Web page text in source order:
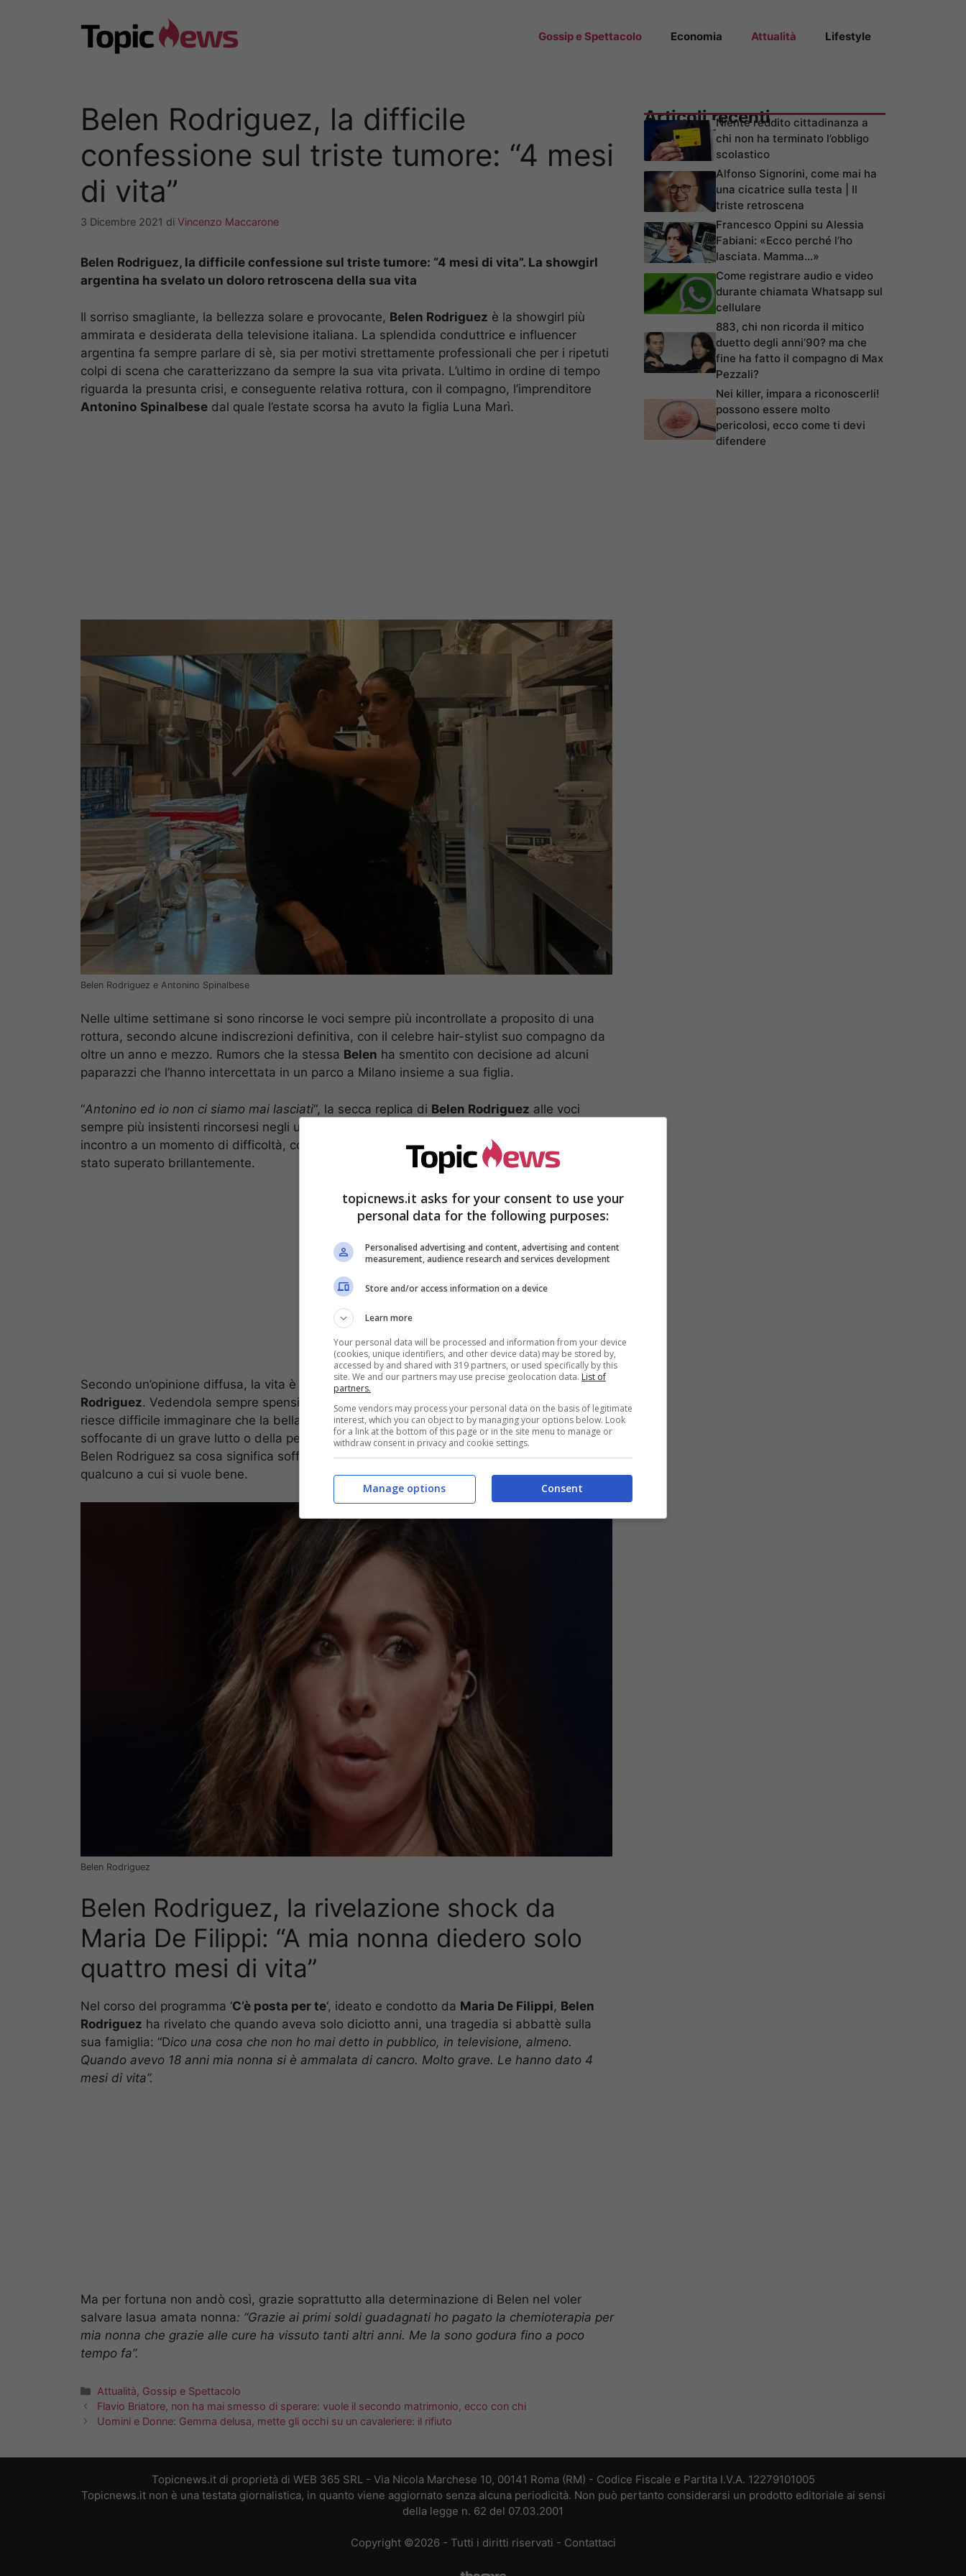
Gossip e Spettacolo Economia Attualità Lifestyle
Belen Rodriguez, la difficile
confessione sul triste tumore: “4 mesi
di vita”
3 Dicembre 2021 di Vincenzo Maccarone
Belen Rodriguez, la difficile confessione sul triste tumore: “4 mesi di vita”. La showgirl
argentina ha svelato un doloro retroscena della sua vita
Il sorriso smagliante, la bellezza solare e provocante, Belen Rodriguez è la showgirl più
ammirata e desiderata della televisione italiana. La splendida conduttrice e influencer
argentina fa sempre parlare di sè, sia per motivi strettamente professionali che per i ripetuti
colpi di scena che caratterizzano da sempre la sua vita privata. L’ultimo in ordine di tempo
riguarda la presunta crisi, e conseguente relativa rottura, con il compagno, l’imprenditore
Antonino Spinalbese dal quale l’estate scorsa ha avuto la figlia Luna Marì.
Belen Rodriguez e Antonino Spinalbese
Nelle ultime settimane si sono rincorse le voci sempre più incontrollate a proposito di una
rottura, secondo alcune indiscrezioni definitiva, con il celebre hair-stylist suo compagno da
oltre un anno e mezzo. Rumors che la stessa Belen ha smentito con decisione ad alcuni
paparazzi che l’hanno intercettata in un parco a Milano insieme a sua figlia.
“Antonino ed io non ci siamo mai lasciati“, la secca replica di Belen Rodriguez alle voci
sempre più insistenti rincorsesi negli ultimi giorni. E’ molto probabile che la coppia sia andata
incontro a un momento di difficoltà, come capita praticamente a tutti, che evidentemente è
stato superato brillantemente.
Secondo un’opinione diffusa, la vita è stata particolarmente benevola nei confronti diBelen
Rodriguez. Vedendola sempre spensierata e sorridente, almeno davanti alle telecamere,
riesce difficile immaginare che la bella conduttrice argentina abbia conosciuto il dolore
soffocante di un grave lutto o della perdita di una persona cara. Invece non è così: anche
Belen Rodriguez sa cosa significa soffrire, piangere e disperarsi per la scomparsa di
qualcuno a cui si vuole bene.
Belen Rodriguez
Belen Rodriguez, la rivelazione shock da
Maria De Filippi: “A mia nonna diedero solo
quattro mesi di vita”
Nel corso del programma ‘C’è posta per te‘, ideato e condotto da Maria De Filippi, Belen
Rodriguez ha rivelato che quando aveva solo diciotto anni, una tragedia si abbattè sulla
sua famiglia: “Dico una cosa che non ho mai detto in pubblico, in televisione, almeno.
Quando avevo 18 anni mia nonna si è ammalata di cancro. Molto grave. Le hanno dato 4
mesi di vita”.
Ma per fortuna non andò così, grazie soprattutto alla determinazione di Belen nel voler
salvare lasua amata nonna: “Grazie ai primi soldi guadagnati ho pagato la chemioterapia per
mia nonna che grazie alle cure ha vissuto tanti altri anni. Me la sono godura fino a poco
tempo fa”.
Categorie
Attualità, Gossip e Spettacolo
Flavio Briatore, non ha mai smesso di sperare: vuole il secondo matrimonio, ecco con chi
Uomini e Donne: Gemma delusa, mette gli occhi su un cavaleriere: il rifiuto
Articoli recentiNiente reddito cittadinanza a
chi non ha terminato l’obbligo
scolastico
Alfonso Signorini, come mai ha
una cicatrice sulla testa | Il
triste retroscena
Francesco Oppini su Alessia
Fabiani: «Ecco perché l’ho
lasciata. Mamma…»
Come registrare audio e video
durante chiamata Whatsapp sul
cellulare
883, chi non ricorda il mitico
duetto degli anni’90? ma che
fine ha fatto il compagno di Max
Pezzali?
Nei killer, impara a riconoscerli!
possono essere molto
pericolosi, ecco come ti devi
difendere
Topicnews.it di proprietà di WEB 365 SRL - Via Nicola Marchese 10, 00141 Roma (RM) - Codice Fiscale e Partita I.V.A. 12279101005
Topicnews.it non è una testata giornalistica, in quanto viene aggiornato senza alcuna periodicità. Non può pertanto considerarsi un prodotto editoriale ai sensi
della legge n. 62 del 07.03.2001
Copyright ©2026 - Tutti i diritti riservati - Contattaci
topicnews.it asks for your consent to use your
personal data for the following purposes:
Personalised advertising and content, advertising and content
measurement, audience research and services development
Store and/or access information on a device
Learn more
Your personal data will be processed and information from your device
(cookies, unique identifiers, and other device data) may be stored by,
accessed by and shared with 319 partners, or used specifically by this
site. We and our partners may use precise geolocation data. List of
partners.
Some vendors may process your personal data on the basis of legitimate
interest, which you can object to by managing your options below. Look
for a link at the bottom of this page or in the site menu to manage or
withdraw consent in privacy and cookie settings.
Consent
Manage options